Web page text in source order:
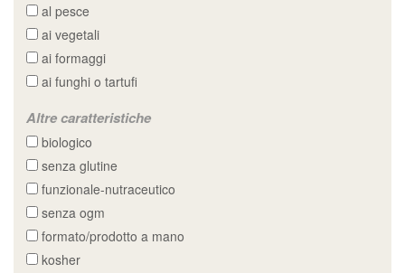
al pesce
ai vegetali
ai formaggi
ai funghi o tartufi
Altre caratteristiche
biologico
senza glutine
funzionale-nutraceutico
senza ogm
formato/prodotto a mano
kosher